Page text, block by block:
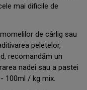
mai dificile de
de cârlig sau
peletelor,
recomandăm un
nadei sau a pastei
100ml / kg mix.